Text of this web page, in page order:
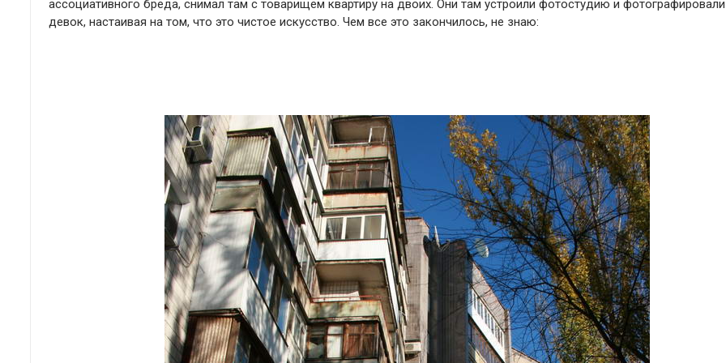
ассоциативного бреда, снимал там с товарищем квартиру на двоих. Они там устроили фотостудию и
девок, настаивая на том, что это чистое искусство. Чем все это закончилось, не знаю: